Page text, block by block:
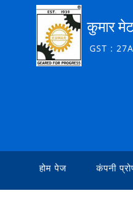
कुमार
GST :
होम पेज कंपनी